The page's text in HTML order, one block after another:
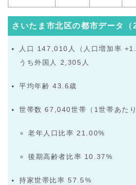
さいたま市北区の都市データ（
人口 147,010人（人口増加率
うち外国人 2,305人
平均年齢 43.6歳
世帯数 67,040世帯（1世帯あた
老年人口比率 21.00%
後期高齢者比率 10.37%
持家世帯比率 57.5%